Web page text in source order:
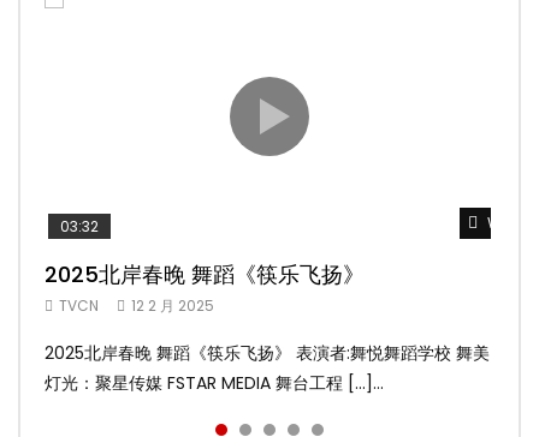
Watch
03:32
2025北岸春晚 舞蹈《筷乐飞扬》
TVCN 12 2 月 2025
2025北岸春晚 舞蹈《筷乐飞扬》 表演者:舞悦舞蹈学校 舞美
灯光：聚星传媒 FSTAR MEDIA 舞台工程 […]...
Watch
02:58
2025北岸春晚 舞蹈《乌兰巴托的夜》
TVCN 12 2 月 2025
2025北岸春晚 舞蹈《乌兰巴托的夜》 表演者:飞扬舞蹈团 舞
美灯光：聚星传媒 FSTAR MEDIA 舞台工 […]...
Watch
04:19
2025北岸春晚 古典舞《雨后》
TVCN 12 2 月 2025
2025北岸春晚 古典舞《雨后》 表演者:洪杰舞蹈学院 舞美灯
光：聚星传媒 FSTAR MEDIA 舞台工程： […]...
Watch
05:13
2025北岸春晚 傣族舞蹈《水的女儿》
TVCN 12 2 月 2025
2025北岸春晚 傣族舞蹈《水的女儿》 表演者:洪杰舞蹈学院
舞美灯光：聚星传媒 FSTAR MEDIA 舞台 […]...
Watch
03:45
2025北岸春晚 舞蹈《十八焕蝶》
TVCN 9 2 月 2025
2025北岸春晚 舞蹈《十八焕蝶》 表演者:舞悦舞蹈学校 舞美
灯光：聚星传媒 FSTAR MEDIA 舞台工程 […]...